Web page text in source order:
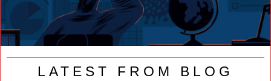
LATEST FROM BLOG